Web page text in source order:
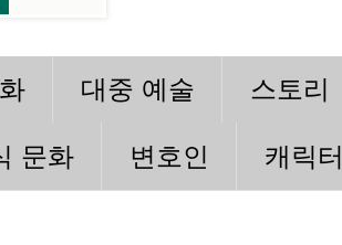
대중 예술 스토리
문화 변호인 캐릭터